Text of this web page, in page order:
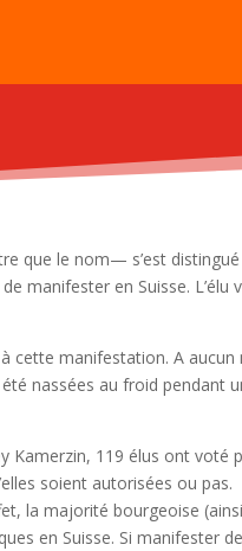
que le nom— s’est
manifester en Suisse. L’élu
cette manifestation. A aucun
nassées au froid pendant
Kamerzin, 119 élus ont voté
soient autorisées ou
la majorité bourgeoise
en Suisse. Si manifester